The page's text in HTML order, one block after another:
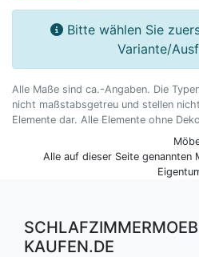
Bitte wählen Sie
Variante/
Alle Maße sind ca.-Angaben. Die
nicht maßstabsgetreu und stellen
Elemente dar. Alle Elemente ohne
Alle auf dieser Seite genannten
KAUFEN.DE
Spiegel
Schlafzimmerregale